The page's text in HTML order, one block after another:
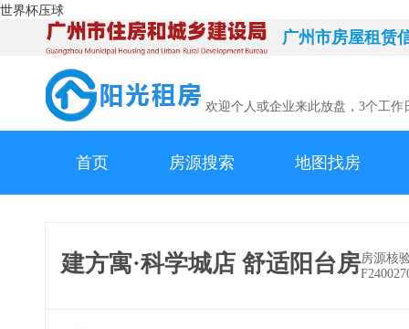
世界杯压球
广州市房屋租赁
欢迎个人或企业来此放盘，3个工作
首页 房源搜索 地图找房
建方寓·科学城店 舒适阳台房房源核